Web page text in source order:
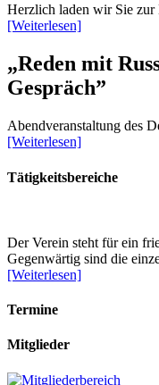
Herzlich laden wir Sie
[Weiterlesen]
„Reden mit
Gespräch”
Abendveranstaltung des
[Weiterlesen]
Tätigkeitsbereiche
Der Verein steht für ein
Gegenwärtig sind die
[Weiterlesen]
Termine
Mitglieder